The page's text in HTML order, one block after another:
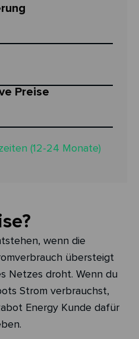
Preise
(12-24 Monate)
wenn die
übersteigt
Netzes droht. Wenn du
Strom verbrauchst,
Energy Kunde dafür